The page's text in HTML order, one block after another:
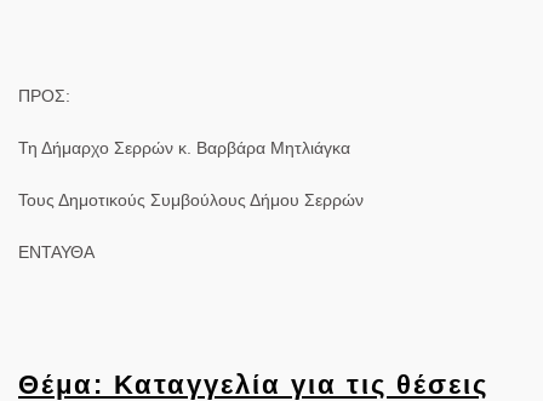
ΠΡΟΣ:
Τη Δήμαρχο Σερρών κ. Βαρβάρα Μητλιάγκα
Τους Δημοτικούς Συμβούλους Δήμου Σερρών
ΕΝΤΑΥΘΑ
Θέμα: Καταγγελία για τις θέσεις